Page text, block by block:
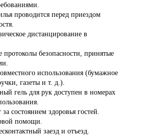
проводится перед приездом
дистанцирование в
протоколы безопасности, принятые
использования (бумажное
газеты и т. д.).
гель для рук доступен в номерах
состоянием здоровья гостей.
помощи.
заезд и отъезд.